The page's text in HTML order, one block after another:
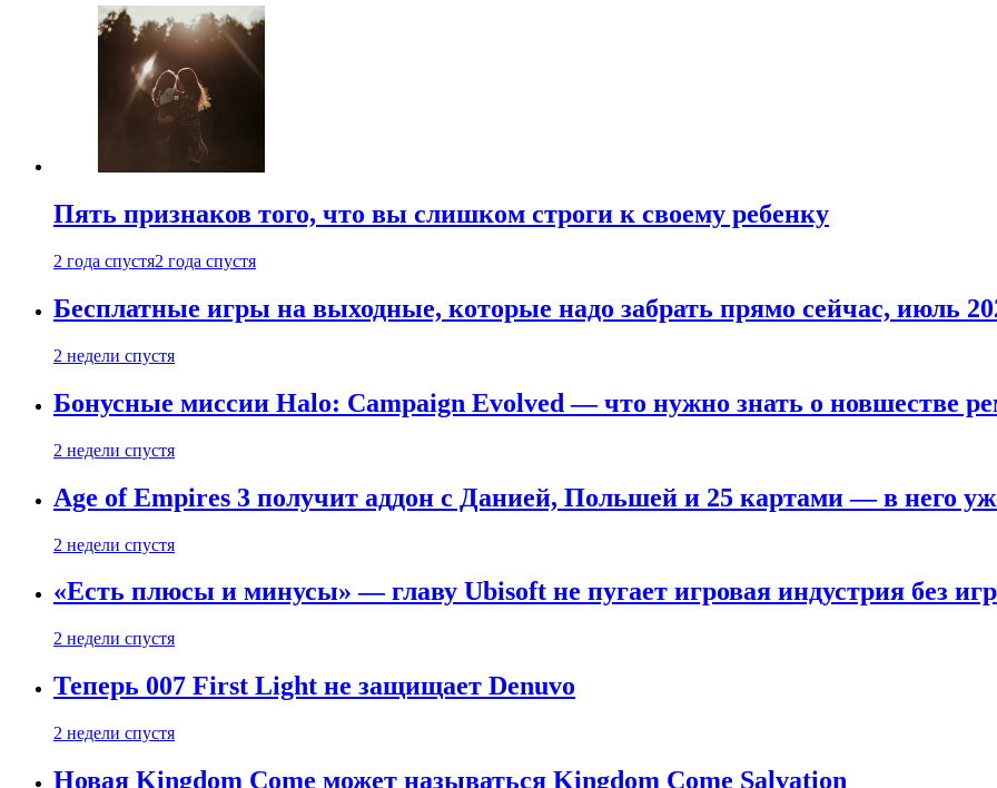
Пять признаков того, что вы слишком строги к своему ребенку
2 года спустя2 года спустя
Бесплатные игры на выходные, которые надо забрать прямо сейчас, июль
2 недели спустя
Бонусные миссии Halo: Campaign Evolved — что нужно знать о новшестве
2 недели спустя
Age of Empires 3 получит аддон с Данией, Польшей и 25 картами — в него
2 недели спустя
«Есть плюсы и минусы» — главу Ubisoft не пугает игровая индустрия без
2 недели спустя
Теперь 007 First Light не защищает Denuvo
2 недели спустя
Новая Kingdom Come может называться Kingdom Come Salvation